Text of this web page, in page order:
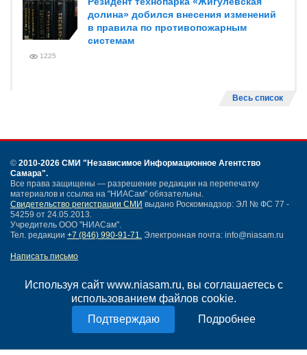
Используя сайт www.niasam.ru, вы соглашаетесь с
использованием файлов cookie.
Подробнее
долина» добился внесения изменений
в правила по противопожарным
системам
1225
Весь список
© 2010-2026 СМИ "Независимое Информационное Агентство
Самара".
Все права защищены — разрешение редакции на перепечатку
материалов и ссылка на "НИАСам" обязательны.
Свидетельство регистрации СМИ выдано Роскомнадзор: ЭЛ № ФС 77 -
54259 от 24.05.2013.
Учредитель ООО "НИАСам".
Тел. редакции +7 (846) 990-91-71. Электронная почта: info@niasam.ru
Написать письмо
Нашли ошибку?
Политика конфиденциальности